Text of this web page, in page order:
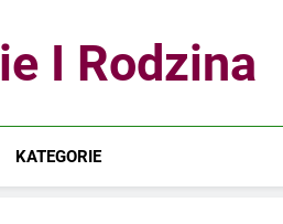
I Rodzina
KATEGORIE